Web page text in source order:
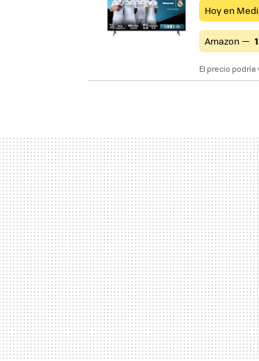
Hoy en
Amazon —
El precio